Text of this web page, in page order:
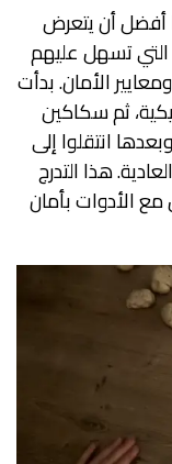
أفضل أن يتعرض
التي تسهل عليهم
الأمان. بدأت
ثم سكاكين
انتقلوا إلى
هذا التدرج
الأدوات بأمان